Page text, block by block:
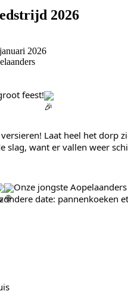
2026
2026
feest!
Laat heel het dorp
slag, want er vallen weer
Onze jongste
date: pannenkoeken